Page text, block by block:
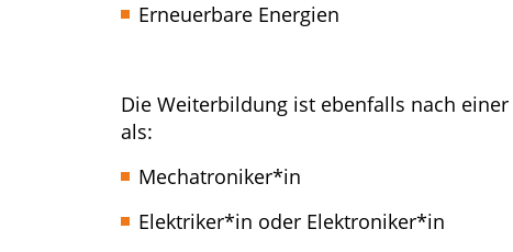
Erneuerbare Energien
Die Weiterbildung ist ebenfalls nach einer
als:
Mechatroniker*in
Elektriker*in oder Elektroniker*in